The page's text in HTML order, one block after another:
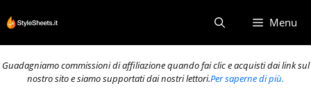
al
contenuto
Menu
Guadagniamo commissioni di affiliazione quando fai clic e acquisti dai link sul
nostro sito e siamo supportati dai nostri lettori.Per saperne di più.